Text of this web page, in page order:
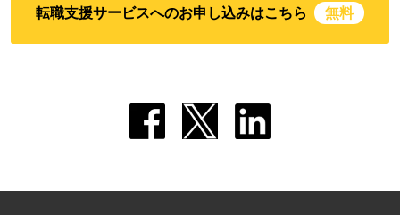
転職支援サービスへのお申し込みはこちら 無料